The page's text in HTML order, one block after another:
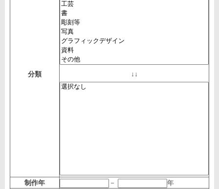
分類 ↓↓
制作年 － 年